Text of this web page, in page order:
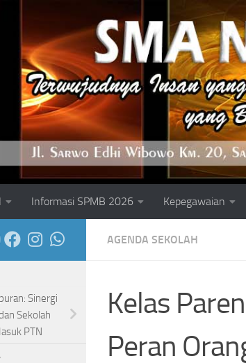
Informasi SPMB 2026 Kepegawaian
AGENDA SEKOLAH
Kelas
Peran
Sinergi
Sekolah
PTN